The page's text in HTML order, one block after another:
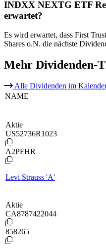
INDXX NEXTG ETF
erwartet?
Es wird erwartet, dass First
Shares o.N. die nächste
Mehr Dividenden-
Alle Dividenden im
NAME
Aktie
US52736R1023
A2PFHR
Levi Strauss 'A'
Aktie
CA8787422044
858265